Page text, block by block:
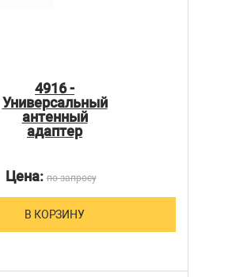
4916 -
Универсальный
антенный
адаптер
Цена:по запросу
В КОРЗИНУ